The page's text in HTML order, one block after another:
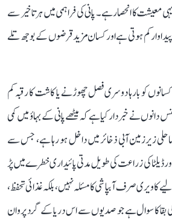
معیشت کا انحصار ہے۔ پانی کی فراہمی میں ہر تاخیر سے
کم ہوتی ہے اور کسان مزید قرضوں کے بوجھ تلے
کو بارہا دوسری فصل چھوڑنے یا کاشت کا رقبہ کم
دانوں نے خبردار کیا ہے کہ میٹھے پانی کے بہاؤ میں کمی
زیرزمین آبی ذخائر میں داخل ہو رہا ہے، جس سے
ڈیلٹا کی زراعت کی طویل مدتی پائیداری خطرے میں پڑ
صرف آبپاشی کا مسئلہ نہیں، بلکہ غذائی تحفظ،
کا سوال ہے جو صدیوں سے اس دریا کے گرد پروان